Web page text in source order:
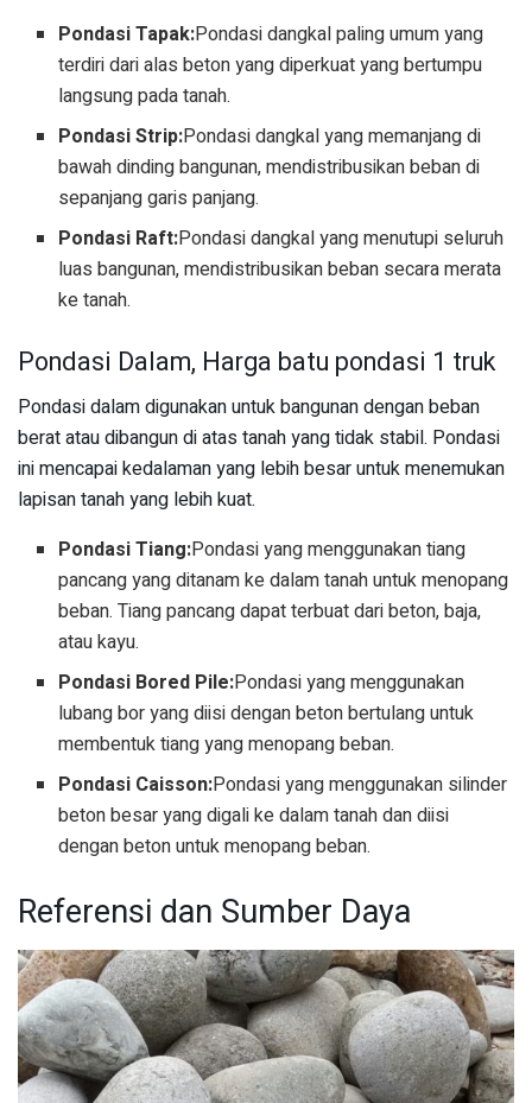
Pondasi Tapak:Pondasi dangkal paling umum yang
terdiri dari alas beton yang diperkuat yang bertumpu
langsung pada tanah.
Pondasi Strip:Pondasi dangkal yang memanjang di
bawah dinding bangunan, mendistribusikan beban di
sepanjang garis panjang.
Pondasi Raft:Pondasi dangkal yang menutupi seluruh
luas bangunan, mendistribusikan beban secara merata
ke tanah.
Pondasi Dalam, Harga batu pondasi 1 truk
Pondasi dalam digunakan untuk bangunan dengan beban
berat atau dibangun di atas tanah yang tidak stabil. Pondasi
ini mencapai kedalaman yang lebih besar untuk menemukan
lapisan tanah yang lebih kuat.
Pondasi Tiang:Pondasi yang menggunakan tiang
pancang yang ditanam ke dalam tanah untuk menopang
beban. Tiang pancang dapat terbuat dari beton, baja,
atau kayu.
Pondasi Bored Pile:Pondasi yang menggunakan
lubang bor yang diisi dengan beton bertulang untuk
membentuk tiang yang menopang beban.
Pondasi Caisson:Pondasi yang menggunakan silinder
beton besar yang digali ke dalam tanah dan diisi
dengan beton untuk menopang beban.
Referensi dan Sumber Daya